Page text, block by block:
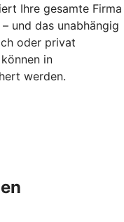
Ihre gesamte Firma
und das unabhängig
oder privat
in
werden.